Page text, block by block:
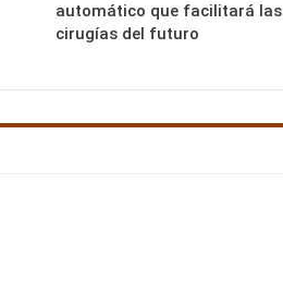
automático que facilitará las
cirugías del futuro